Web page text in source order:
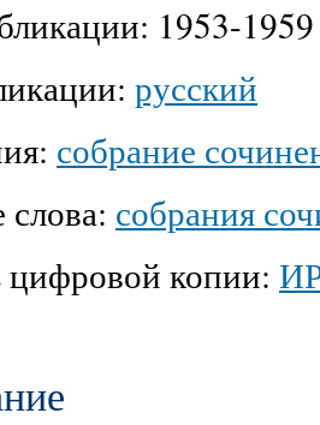
1953-1959
русский
собрание
собрания
цифровой копии: